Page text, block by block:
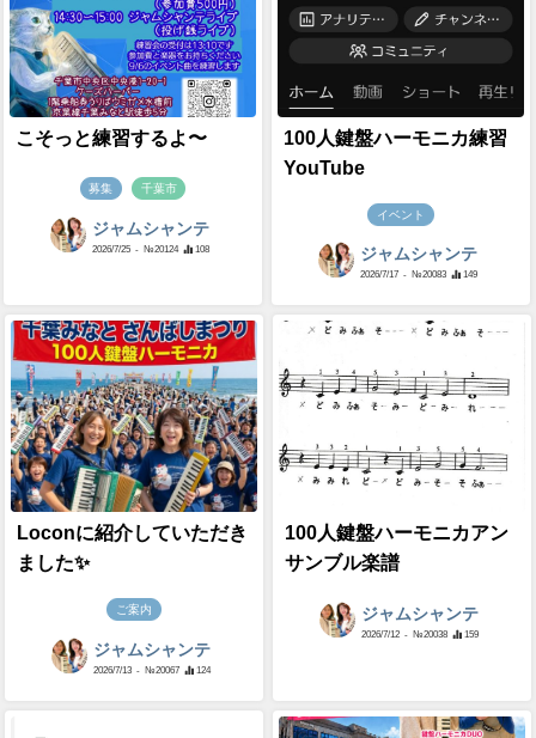
こそっと練習するよ〜
募集 千葉市
ジャムシャンテ
2026/7/25 - №20124 108
100人鍵盤ハーモニカ練習
YouTube
イベント
ジャムシャンテ
2026/7/17 - №20083 149
Loconに紹介していただき
ました✨
ご案内
ジャムシャンテ
2026/7/13 - №20067 124
100人鍵盤ハーモニカアン
サンブル楽譜
ジャムシャンテ
2026/7/12 - №20038 159